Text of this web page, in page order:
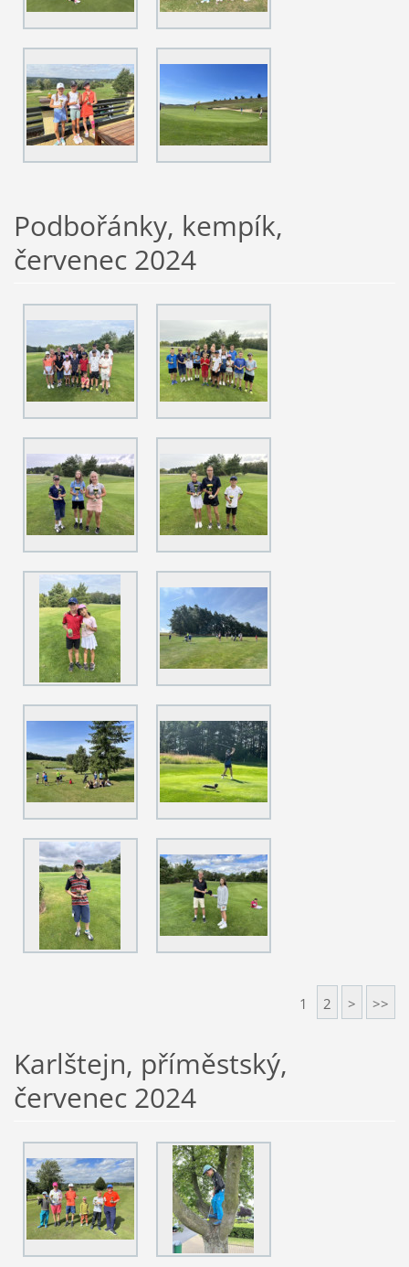
Podbořánky, kempík,
červenec 2024
1 2 > >>
Karlštejn, příměstský,
červenec 2024